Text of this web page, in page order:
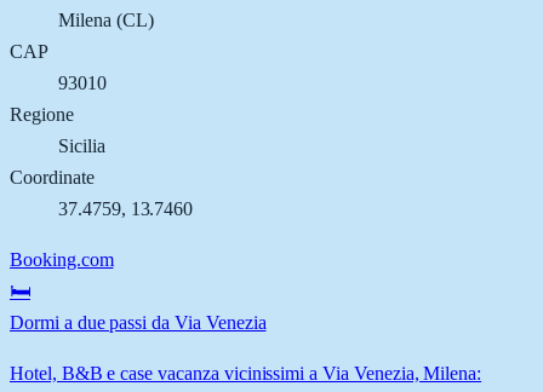
Milena (CL)
CAP
93010
Regione
Sicilia
Coordinate
37.4759, 13.7460
Booking.com
🛏️
Dormi a due passi da Via Venezia
Hotel, B&B e case vacanza vicinissimi a Via Venezia, Milena: